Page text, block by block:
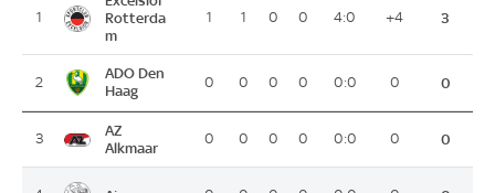
1
Rotterda
m
1 1 0 0 4:0 +4 3
2
ADO Den
Haag
0 0 0 0 0:0 0 0
3
AZ
Alkmaar
0 0 0 0 0:0 0 0